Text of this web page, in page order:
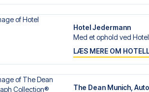
Hotel Jedermann
Med et ophold ved
LÆS MERE OM
The Dean Munich,